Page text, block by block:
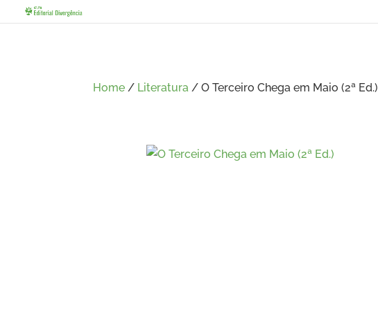
Home / Literatura / O Terceiro Chega em Maio (2ª Ed.)